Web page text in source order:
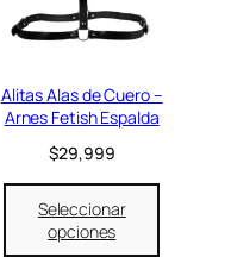
Alitas Alas de Cuero –
Arnes Fetish Espalda
$29,999
Seleccionar
opciones